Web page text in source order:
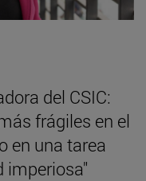
del CSIC:
frágiles en el
en una tarea
imperiosa"